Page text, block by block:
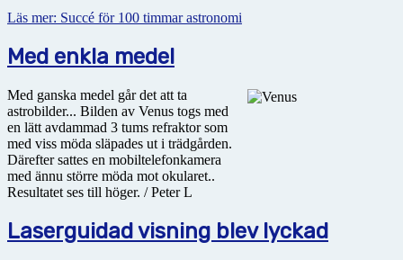
Läs mer: Succé för 100 timmar astronomi
Med enkla medel
Med ganska medel går det att ta
astrobilder... Bilden av Venus togs med
en lätt avdammad 3 tums refraktor som
med viss möda släpades ut i trädgården.
Därefter sattes en mobiltelefonkamera
med ännu större möda mot okularet..
Resultatet ses till höger. / Peter L
Laserguidad visning blev lyckad